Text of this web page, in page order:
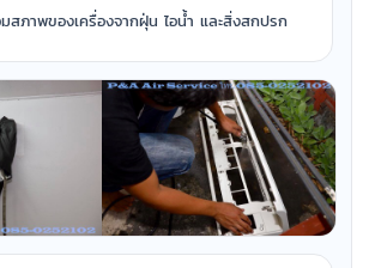
สภาพของเครื่องจากฝุ่น ไอน้ำ และสิ่งสกปรก